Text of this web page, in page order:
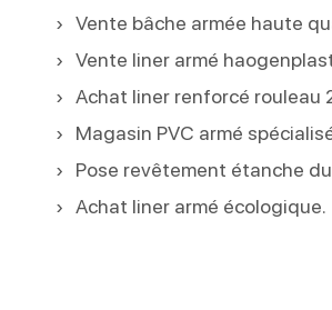
Vente bâche armée haute
Vente liner armé
Achat liner renforcé rouleau
Magasin PVC armé
Pose revêtement étanche
Achat liner armé écologique.